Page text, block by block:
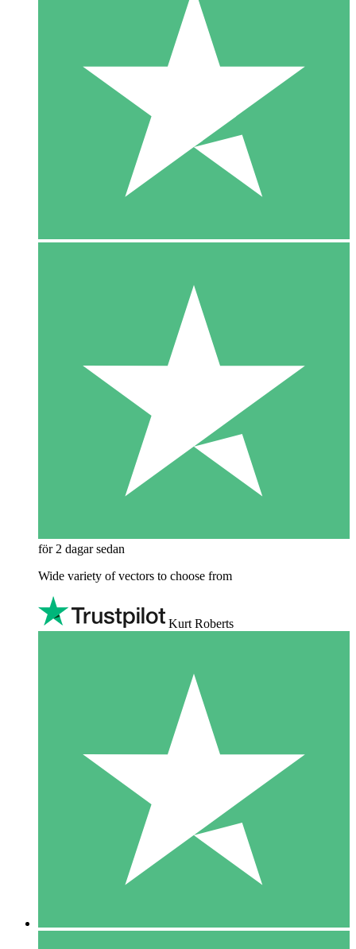
för 2 dagar sedan
Wide variety of vectors to choose from
Kurt Roberts